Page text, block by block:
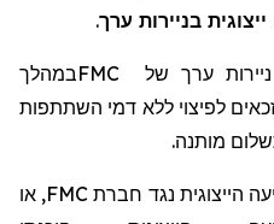
בניירות ערך.
ניירות ערך של FMCבמהלך
לפיצוי ללא דמי השתתפות
מותנה.
הייצוגית נגד חברת FMC, או